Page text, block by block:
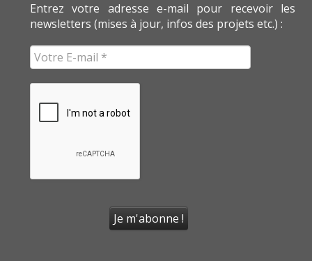
Entrez votre adresse e-mail pour recevoir les
newsletters (mises à jour, infos des projets etc.) :